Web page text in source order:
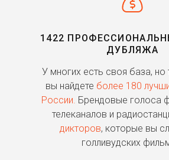
1422
ДУБЛЯЖА
У многих есть своя база, но
вы найдете более 180
России. Брендовые голоса
телеканалов и
дикторов, которые вы
голливудских